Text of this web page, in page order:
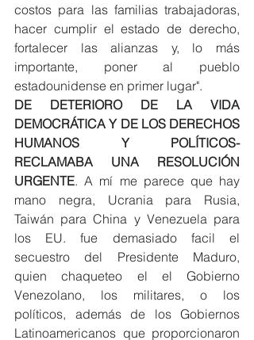
costos para las familias trabajadoras,
hacer cumplir el estado de derecho,
fortalecer las alianzas y, lo más
importante, poner al pueblo
estadounidense en primer lugar".
DE DETERIORO DE LA VIDA
DEMOCRÁTICA Y DE LOS DERECHOS
HUMANOS Y POLÍTICOS-
RECLAMABA UNA RESOLUCIÓN
URGENTE. A mí me parece que hay
mano negra, Ucrania para Rusia,
Taiwán para China y Venezuela para
los EU. fue demasiado facil el
secuestro del Presidente Maduro,
quien chaqueteo el el Gobierno
Venezolano, los militares, o los
políticos, además de los Gobiernos
Latinoamericanos que proporcionaron